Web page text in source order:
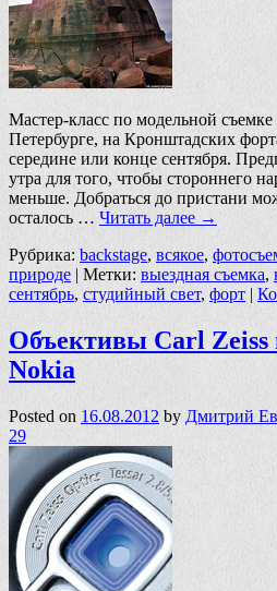
Мастер-класс по модельной съемке
Петербурге, на Кронштадских
середине или конце сентября.
утра для того, чтобы стороннего
меньше. Добраться до пристани
осталось … Читать далее →
Рубрика: backstage, всякое,
природе | Метки: выездная съемка,
сентябрь, студийный свет, форт |
Объективы Carl Zeiss
Nokia
Posted on 16.08.2012 by Дмитрий
29